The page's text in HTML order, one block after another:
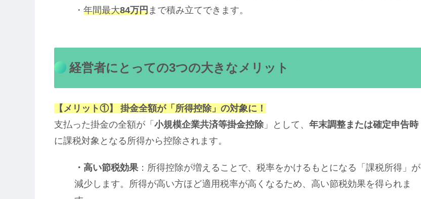
・ 年間最大84万円まで積み立てできます。
経営者にとっての3つの大きなメリット
【メリット①】 掛金全額が「所得控除」の対象に！
支払った掛金の全額が「 小規模企業共済等掛金控除」として、 年末調整または確定申告時
に課税対象となる所得から控除されます。
・高い節税効果：所得控除が増えることで、税率をかけるもとになる「課税所得」が
減少します。所得が高い方ほど適用税率が高くなるため、高い節税効果を得られま